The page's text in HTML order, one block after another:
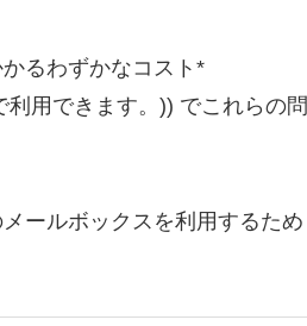
るわずかなコスト*
用できます。)) でこれらの問
ールボックスを利用するため